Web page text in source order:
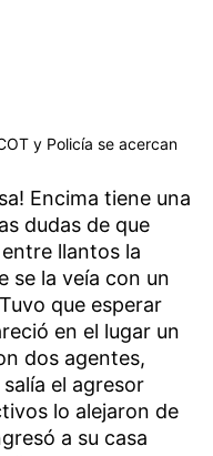
y Policía se acercan
Encima tiene una
dudas de que
llantos la
se la veía con un
que esperar
en el lugar un
dos agentes,
el agresor
lo alejaron de
a su casa